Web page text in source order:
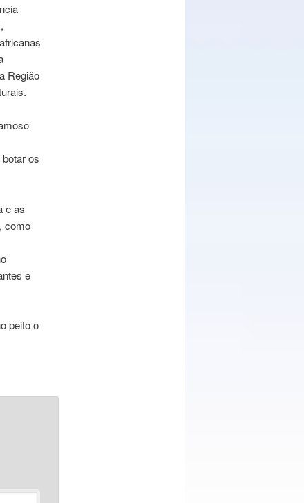
Região
os
e as
como
e
peito o